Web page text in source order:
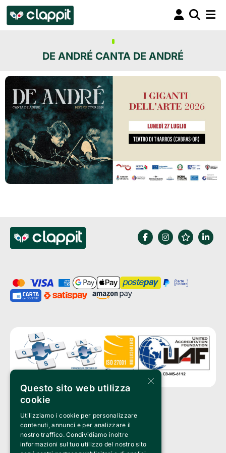
DE ANDRÉ CANTA DE ANDRÉ
Clappit è un marchio di proprietà di:
Bemils Srl
a Socio Unico
Via Fosse Ardeatine, 4 -20092 Cinisello Balsamo (MI)
PI 05589050961
×
Questo sito web utilizza
cookie
Utilizziamo i cookie per personalizzare
contenuti, annunci e per analizzare il
nostro traffico. Condividiamo inoltre
informazioni sul tuo utilizzo del nostro sito